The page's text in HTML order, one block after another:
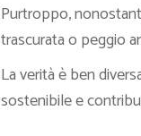
Purtroppo,
trascurata o peggio
La verità è ben
sostenibile e